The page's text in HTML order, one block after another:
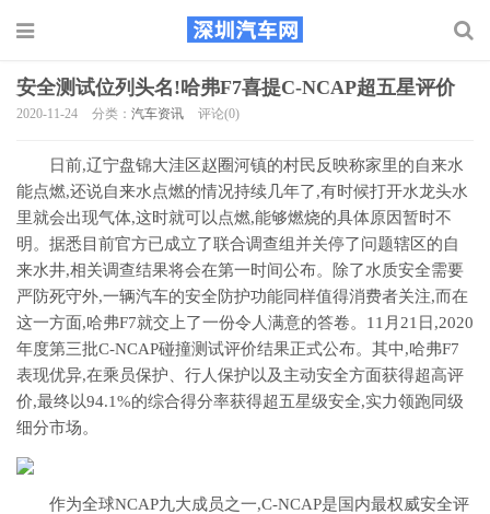
​安全测试位列头名!哈弗F7喜提C-NCAP超五星评价
2020-11-24 分类： 汽车资讯 评论(0)
日前,辽宁盘锦大洼区赵圈河镇的村民反映称家里的自来水
能点燃,还说自来水点燃的情况持续几年了,有时候打开水龙头水
里就会出现气体,这时就可以点燃,能够燃烧的具体原因暂时不
明。据悉目前官方已成立了联合调查组并关停了问题辖区的自
来水井,相关调查结果将会在第一时间公布。除了水质安全需要
严防死守外,一辆汽车的安全防护功能同样值得消费者关注,而在
这一方面,哈弗F7就交上了一份令人满意的答卷。11月21日,2020
年度第三批C-NCAP碰撞测试评价结果正式公布。其中,哈弗F7
表现优异,在乘员保护、行人保护以及主动安全方面获得超高评
价,最终以94.1%的综合得分率获得超五星级安全,实力领跑同级
细分市场。
作为全球NCAP九大成员之一,C-NCAP是国内最权威安全评